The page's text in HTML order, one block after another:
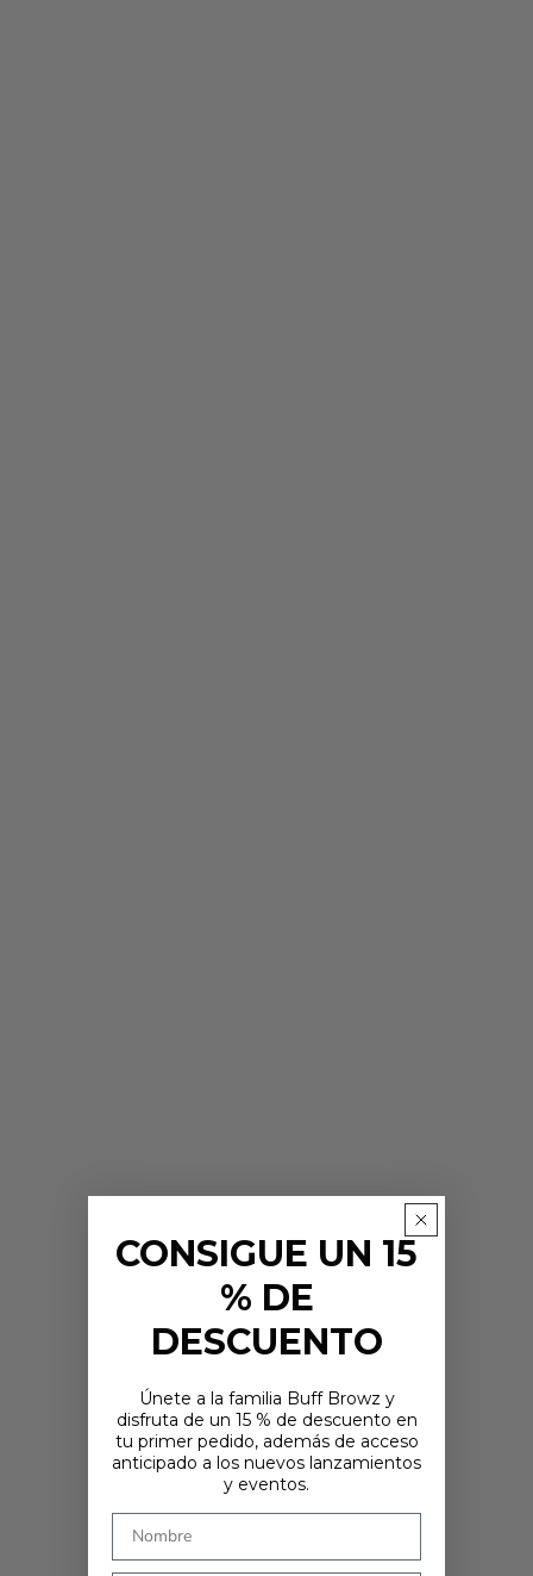
¿ESTÁS EN EL LUGAR CORRECTO?
Parece que estás en
. Elige dónde te gustaría comprar: los precios y
las opciones de envío se actualizarán en función de tu elección.
CONSIGUE UN 15
% DE
DESCUENTO
Únete a la familia Buff Browz y
disfruta de un 15 % de descuento en
tu primer pedido, además de acceso
anticipado a los nuevos lanzamientos
y eventos.